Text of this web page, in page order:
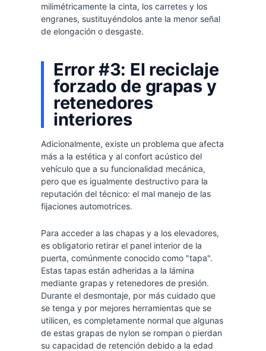
milimétricamente la cinta, los carretes y los
engranes, sustituyéndolos ante la menor señal
de elongación o desgaste.
Error #3: El reciclaje
forzado de grapas y
retenedores
interiores
Adicionalmente, existe un problema que afecta
más a la estética y al confort acústico del
vehículo que a su funcionalidad mecánica,
pero que es igualmente destructivo para la
reputación del técnico: el mal manejo de las
fijaciones automotrices.
Para acceder a las chapas y a los elevadores,
es obligatorio retirar el panel interior de la
puerta, comúnmente conocido como "tapa".
Estas tapas están adheridas a la lámina
mediante grapas y retenedores de presión.
Durante el desmontaje, por más cuidado que
se tenga y por mejores herramientas que se
utilicen, es completamente normal que algunas
de estas grapas de nylon se rompan o pierdan
su capacidad de retención debido a la edad